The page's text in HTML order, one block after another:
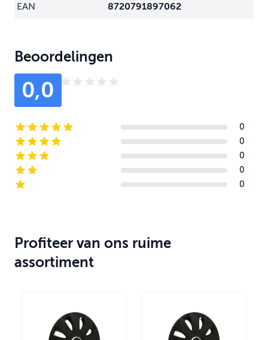
EAN 8720791897062
Beoordelingen
0,0
5-star reviews
0
4-star reviews
0
3-star reviews
0
2-star reviews
0
1-star reviews
0
Profiteer van ons ruime
assortiment